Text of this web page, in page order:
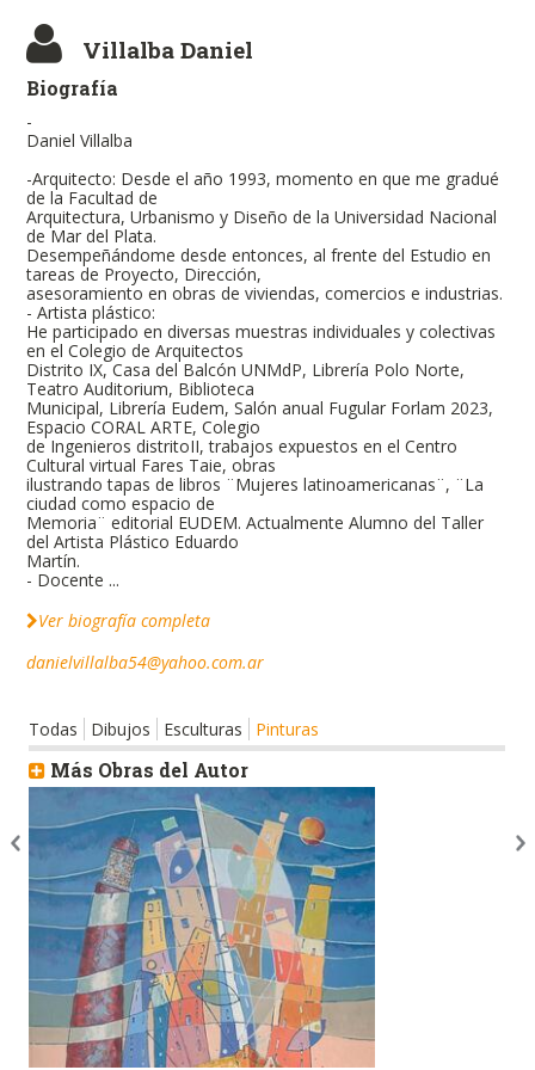
Villalba Daniel
Biografía
-
Daniel Villalba
-Arquitecto: Desde el año 1993, momento en que me gradué
de la Facultad de
Arquitectura, Urbanismo y Diseño de la Universidad Nacional
de Mar del Plata.
Desempeñándome desde entonces, al frente del Estudio en
tareas de Proyecto, Dirección,
asesoramiento en obras de viviendas, comercios e industrias.
- Artista plástico:
He participado en diversas muestras individuales y colectivas
en el Colegio de Arquitectos
Distrito IX, Casa del Balcón UNMdP, Librería Polo Norte,
Teatro Auditorium, Biblioteca
Municipal, Librería Eudem, Salón anual Fugular Forlam 2023,
Espacio CORAL ARTE, Colegio
de Ingenieros distritoII, trabajos expuestos en el Centro
Cultural virtual Fares Taie, obras
ilustrando tapas de libros ¨Mujeres latinoamericanas¨, ¨La
ciudad como espacio de
Memoria¨ editorial EUDEM. Actualmente Alumno del Taller
del Artista Plástico Eduardo
Martín.
- Docente ...
Ver biografía completa
danielvillalba54@yahoo.com.ar
Todas Dibujos Esculturas Pinturas
Más Obras del Autor